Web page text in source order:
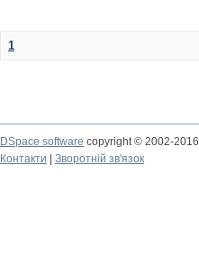
1
DSpace software copyright © 2002-2016
Контакти
Зворотній зв'язок